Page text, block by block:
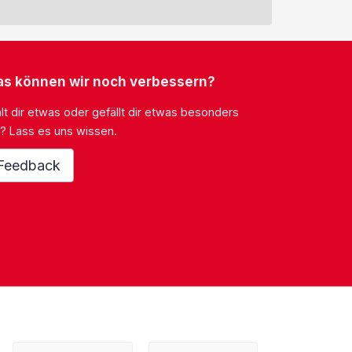
können wir noch verbessern?
dir etwas oder gefällt dir etwas besonders
Lass es uns wissen.